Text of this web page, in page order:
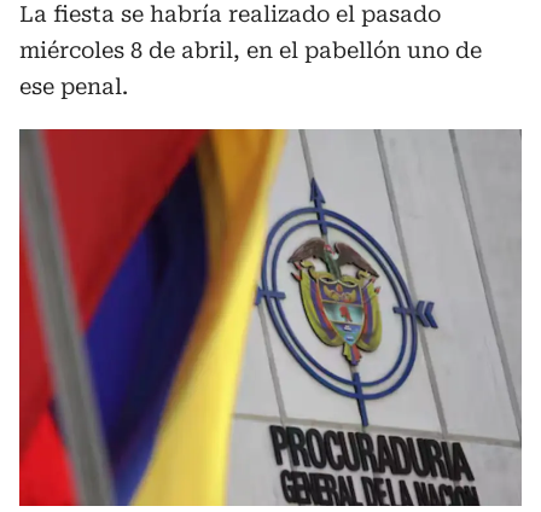
La fiesta se habría realizado el pasado
miércoles 8 de abril, en el pabellón uno de
ese penal.